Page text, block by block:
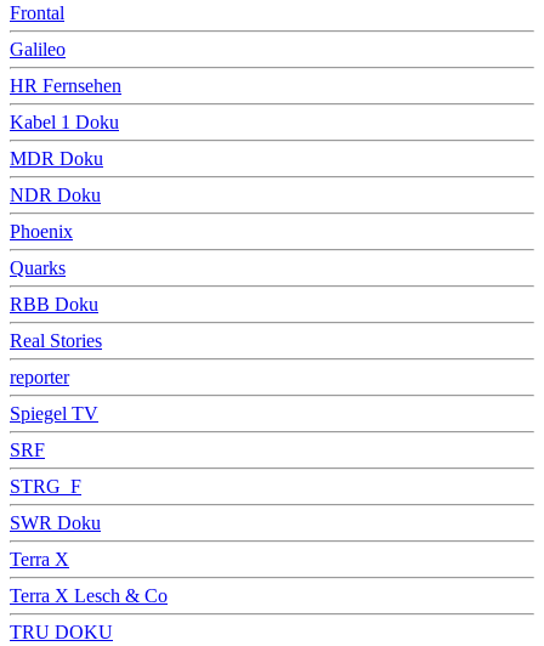
Frontal
Galileo
HR Fernsehen
Kabel 1 Doku
MDR Doku
NDR Doku
Phoenix
Quarks
RBB Doku
Real Stories
reporter
Spiegel TV
SRF
STRG_F
SWR Doku
Terra X
Terra X Lesch & Co
TRU DOKU